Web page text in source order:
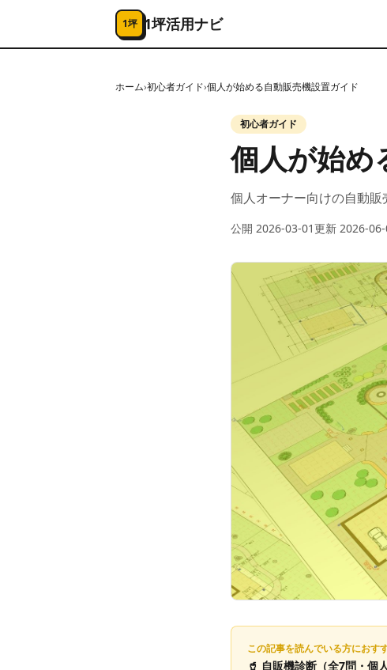
コンテンツへスキップ
1坪 1坪活用ナビ
ホーム›初心者ガイド›個人が始める自動販売機設置ガイド
初心者ガイド
個人が始め
個人オーナー向けの自動販
公開 2026-03-01更新 2026-
この記事を読んでいる方におす
🥤 自販機診断 （全7問・個